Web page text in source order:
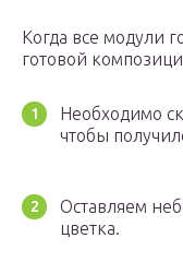
Когда все модули
готовой
Необходимо
чтобы
Оставляем
цветка.